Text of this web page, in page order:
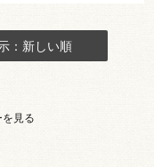
：新しい順
見る